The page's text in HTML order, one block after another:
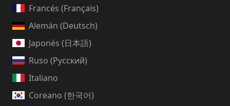
Francés (Français)
Alemán (Deutsch)
Japonés (日本語)
Ruso (Русский)
Italiano
Coreano (한국어)